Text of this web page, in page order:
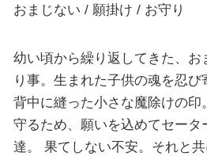
おまじない / 願掛け / お守り
幼い頃から繰り返してきた、お
り事。生まれた子供の魂を忍び
背中に縫った小さな魔除けの印
守るため、願いを込めてセータ
達。 果てしない不安。それと